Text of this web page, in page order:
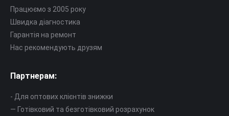
вікні
новому
вікнівікні
в
вікні
Працюємо з 2005 року
Швидка діагностика
Гарантія на ремонт
Нас рекомендують друзям
Партнерам:
- Для оптових клієнтів знижки
— Готівковий та безготівковий розрахунок